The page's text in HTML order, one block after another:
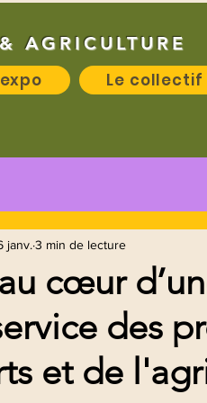
AGRICULTURE
Le collectif
cœur
des
et de
janv. 3 min de lecture